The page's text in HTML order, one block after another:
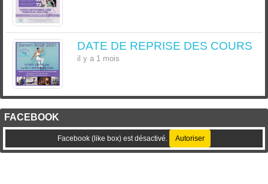
DATE DE REPRISE DES COURS
il y a 1 mois
FACEBOOK
Facebook (like box) est désactivé. Autoriser